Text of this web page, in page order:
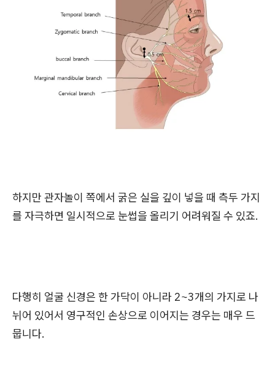
하지만 관자놀이 쪽에서 굵은 실을 깊이 넣을 때 측두 가지
를 자극하면 일시적으로 눈썹을 올리기 어려워질 수 있죠.
다행히 얼굴 신경은 한 가닥이 아니라 2~3개의 가지로 나
뉘어 있어서 영구적인 손상으로 이어지는 경우는 매우 드
뭅니다.